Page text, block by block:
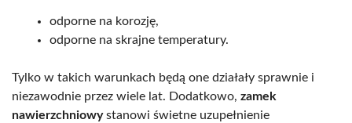
odporne na korozję,
odporne na skrajne temperatury.
Tylko w takich warunkach będą one działały sprawnie i
niezawodnie przez wiele lat. Dodatkowo, zamek
nawierzchniowystanowi świetne uzupełnienie